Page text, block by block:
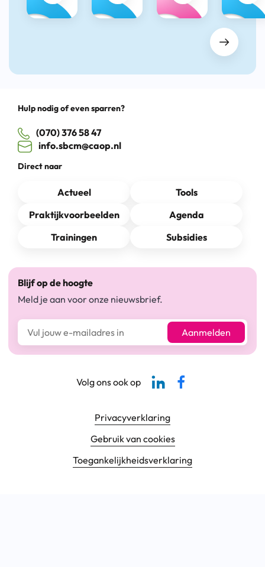
Hulp nodig of even sparren?
(070) 376 58 47
info.sbcm@caop.nl
Direct naar
Actueel
Tools
Praktijkvoorbeelden
Agenda
Trainingen
Subsidies
Blijf op de hoogte
Meld je aan voor onze nieuwsbrief.
E-mailadres* Aanmelden
Footer navigatie
Privacyverklaring
Gebruik van cookies
Toegankelijkheids­verklaring
Volg ons ook op
Linkedin-pagina SBCM
Facebook SBCM